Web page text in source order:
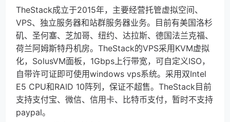
TheStack成立于2015年，主要经营托管虚拟空间、
VPS、独立服务器和站群服务器业务。目前有美国洛杉
矶、圣何塞、芝加哥、纽约、达拉斯、德国法兰克福、
荷兰阿姆斯特丹机房。TheStack的VPS采用KVM虚拟
化，SolusVM面板，1Gbps上行带宽，可自定义ISO，
自带许可证即可使用windows vps系统。采用双Intel
E5 CPU和RAID 10阵列，保证不超售。TheStack目前
支持支付宝、微信、信用卡、比特币支付，暂时不支持
paypal。